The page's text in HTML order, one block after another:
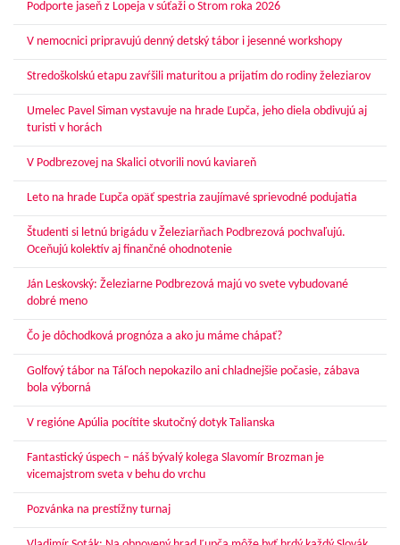
Podporte jaseň z Lopeja v súťaži o Strom roka 2026
V nemocnici pripravujú denný detský tábor i jesenné workshopy
Stredoškolskú etapu zavŕšili maturitou a prijatím do rodiny železiarov
Umelec Pavel Siman vystavuje na hrade Ľupča, jeho diela obdivujú aj
turisti v horách
V Podbrezovej na Skalici otvorili novú kaviareň
Leto na hrade Ľupča opäť spestria zaujímavé sprievodné podujatia
Študenti si letnú brigádu v Železiarňach Podbrezová pochvaľujú.
Oceňujú kolektív aj finančné ohodnotenie
Ján Leskovský: Železiarne Podbrezová majú vo svete vybudované
dobré meno
Čo je dôchodková prognóza a ako ju máme chápať?
Golfový tábor na Táľoch nepokazilo ani chladnejšie počasie, zábava
bola výborná
V regióne Apúlia pocítite skutočný dotyk Talianska
Fantastický úspech – náš bývalý kolega Slavomír Brozman je
vicemajstrom sveta v behu do vrchu
Pozvánka na prestížny turnaj